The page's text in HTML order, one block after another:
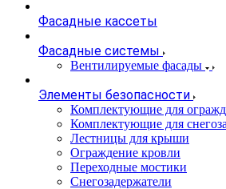
Фасадные кассеты
Фасадные системы
Вентилируемые фасады
Элементы безопасности
Комплектующие для
Комплектующие для
Лестницы для крыши
Ограждение кровли
Переходные мостики
Снегозадержатели